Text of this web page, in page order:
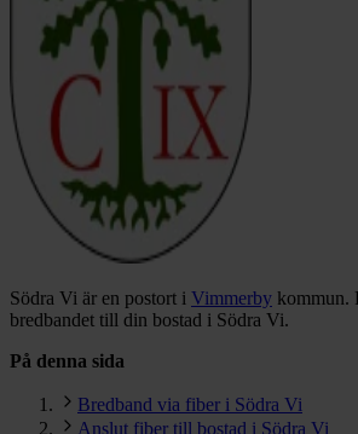
Södra Vi är en postort i Vimmerby kommun.
bredbandet till din bostad i Södra Vi.
På denna sida
Bredband via fiber i Södra Vi
Anslut fiber till bostad i Södra Vi